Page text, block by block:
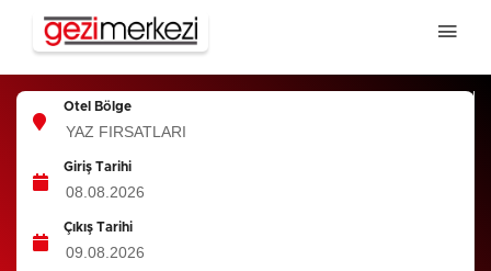
Otel Bölge
Giriş Tarihi
Çıkış Tarihi